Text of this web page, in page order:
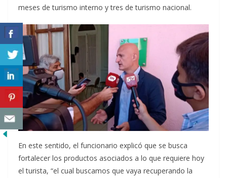
meses de turismo interno y tres de turismo nacional.
En este sentido, el funcionario explicó que se busca
fortalecer los productos asociados a lo que requiere hoy
el turista, “el cual buscamos que vaya recuperando la